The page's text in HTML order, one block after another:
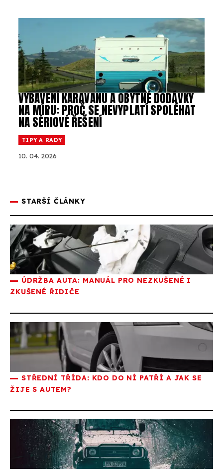
VYBAVENÍ KARAVANU A OBYTNÉ DODÁVKY
NA MÍRU: PROČ SE NEVYPLATÍ SPOLÉHAT
NA SÉRIOVÉ ŘEŠENÍ
TIPY A RADY
10. 04. 2026
STARŠÍ ČLÁNKY
ÚDRŽBA AUTA: MANUÁL PRO NEZKUŠENÉ I
ZKUŠENÉ ŘIDIČE
STŘEDNÍ TŘÍDA: KDO DO NÍ PATŘÍ A JAK SE
ŽIJE S AUTEM?